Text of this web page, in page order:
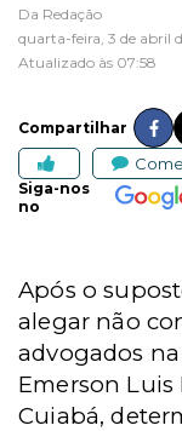
Da Redação
quarta-feira, 3 de abril
Atualizado às 07:58
Compartilhar
Siga-nos
no
Após o
alegar não
advogados
Emerson Luis
Cuiabá,